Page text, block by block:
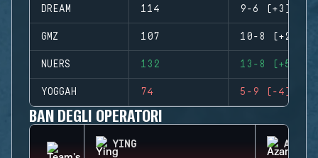
DREAM 114 9-6 (+3)
GMZ 107 10-8 (+2)
NUERS 132 13-8 (+5)
YOGGAH 74 5-9 (-4)
BAN DEGLI OPERATORI
YING AZAMI